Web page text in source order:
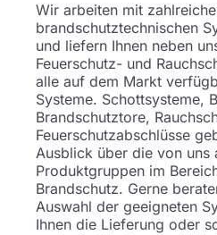
Wir arbeiten mit
brandschutztechnischen
und liefern Ihnen neben
Feuerschutz- und
alle auf dem Markt
Systeme. Schottsysteme,
Brandschutztore,
Feuerschutzabschlüsse
Ausblick über die von uns
Produktgruppen im
Brandschutz. Gerne
Auswahl der geeigneten
Ihnen die Lieferung oder